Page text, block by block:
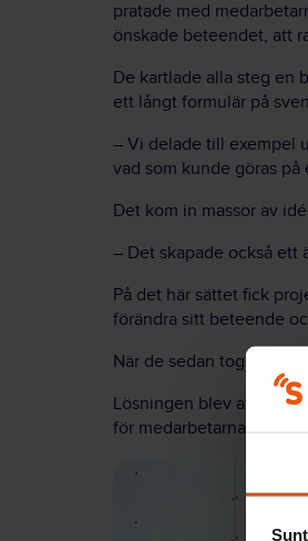
pratade med
önskade beteendet, att
De kartlade alla steg en
ett långt formulär på
– Vi delade till exempel
vad som kunde göras
Det kom in massor av
– Det skapade också ett
På det här sättet fick
förändra sitt beteende
När de sedan tog fram
Lösningen blev att
för medarbetarna att